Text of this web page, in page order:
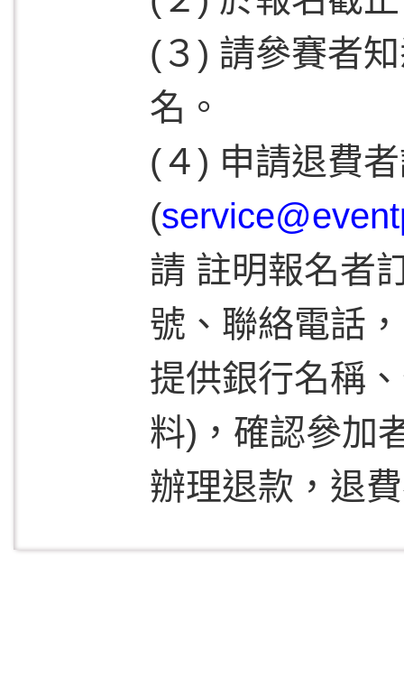
(３) 請參賽者
名。
(４) 申請退費
(
請 註明報名者
號、聯絡電話
提供銀行名稱
料)，確認參加
辦理退款，退